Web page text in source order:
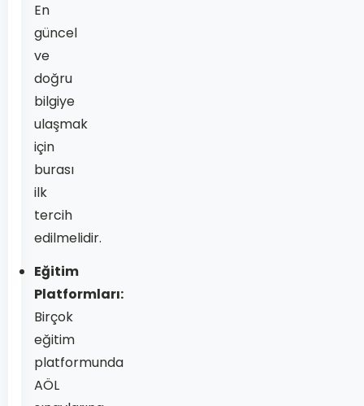
En
güncel
ve
doğru
bilgiye
ulaşmak
için
burası
ilk
tercih
edilmelidir.
Eğitim
Platformları:
Birçok
eğitim
platformunda
AÖL